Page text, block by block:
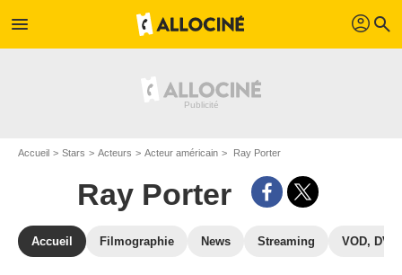
menu profil search
Accueil Stars Acteurs Acteur américain Ray Porter
Ray Porter
Accueil Filmographie News Streaming VOD, DVD